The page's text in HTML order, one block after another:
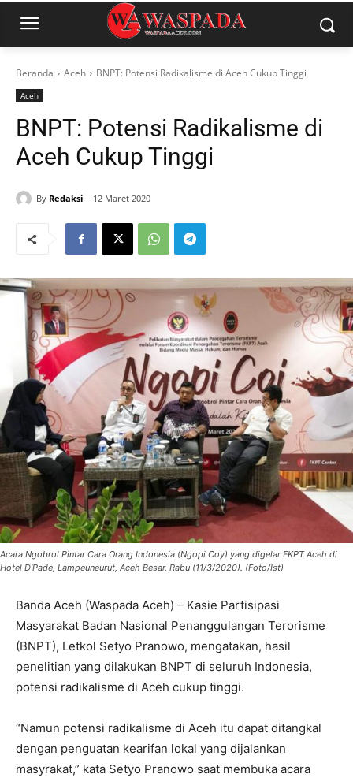
Beranda Aceh BNPT: Potensi Radikalisme di Aceh Cukup Tinggi
Aceh
BNPT: Potensi Radikalisme di
Aceh Cukup Tinggi
By Redaksi 12 Maret 2020
Acara Ngobrol Pintar Cara Orang Indonesia (Ngopi Coy) yang digelar FKPT Aceh di
Hotel D'Pade, Lampeuneurut, Aceh Besar, Rabu (11/3/2020). (Foto/Ist)
Banda Aceh (Waspada Aceh) – Kasie Partisipasi
Masyarakat Badan Nasional Penanggulangan Terorisme
(BNPT), Letkol Setyo Pranowo, mengatakan, hasil
penelitian yang dilakukan BNPT di seluruh Indonesia,
potensi radikalisme di Aceh cukup tinggi.
“Namun potensi radikalisme di Aceh itu dapat ditangkal
dengan penguatan kearifan lokal yang dijalankan
masyrakat,” kata Setyo Pranowo saat membuka acara